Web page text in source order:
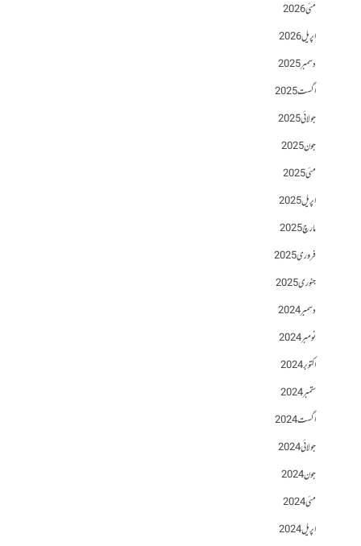
مئی 2026
اپریل 2026
دسمبر 2025
اگست 2025
جولائی 2025
جون 2025
مئی 2025
اپریل 2025
مارچ 2025
فروری 2025
جنوری 2025
دسمبر 2024
نومبر 2024
اکتوبر 2024
ستمبر 2024
اگست 2024
جولائی 2024
جون 2024
مئی 2024
اپریل 2024